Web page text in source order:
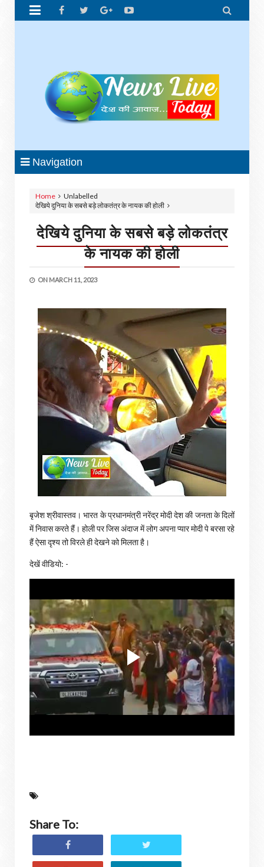
 
Navigation
Home
Unlabelled
देखिये दुनिया के सबसे बड़े लोकतंत्र के नायक की होली
देखिये दुनिया के सबसे बड़े लोकतंत्र
के नायक की होली
ON MARCH 11, 2023
बृजेश श्रीवास्तव। भारत के प्रधानमंत्री नरेंद्र मोदी देश की जनता के दिलों
में निवास करते हैं। होली पर जिस अंदाज में लोग अपना प्यार मोदी पे बरसा रहे
हैं ऐसा दृश्य तो विरले ही देखने को मिलता है।
देखें वीडियो: -
Share To: